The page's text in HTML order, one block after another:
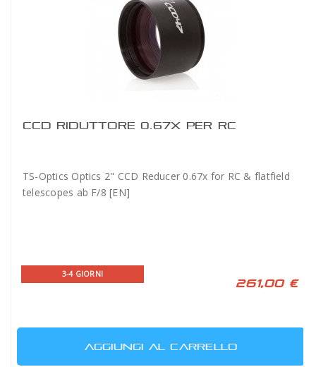
CCD RIDUTTORE 0.67X PER RC
TS-Optics Optics 2" CCD Reducer 0.67x for RC & flatfield
telescopes ab F/8 [EN]
3-4 GIORNI
261,00 €
AGGIUNGI AL CARRELLO